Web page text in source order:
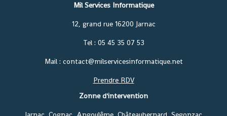
Mil Services Informatique
12, grand rue 16200 Jarnac
Tel : 05 45 35 07 53
Mail : contact@milservicesinformatique.net
Prendre RDV
Zonne d'intervention